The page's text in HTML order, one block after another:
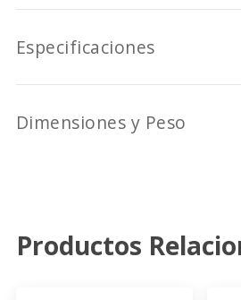
Especificaciones
Dimensiones y Peso
Productos